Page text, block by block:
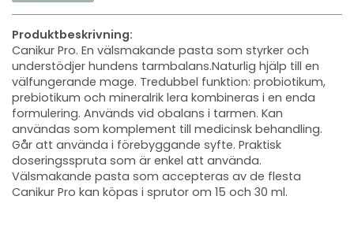
Produktbeskrivning:
Canikur Pro. En välsmakande pasta som styrker och
understödjer hundens tarmbalans.Naturlig hjälp till en
välfungerande mage. Tredubbel funktion: probiotikum,
prebiotikum och mineralrik lera kombineras i en enda
formulering. Används vid obalans i tarmen. Kan
användas som komplement till medicinsk behandling.
Går att använda i förebyggande syfte. Praktisk
doseringsspruta som är enkel att använda.
Välsmakande pasta som accepteras av de flesta
Canikur Pro kan köpas i sprutor om 15 och 30 ml.